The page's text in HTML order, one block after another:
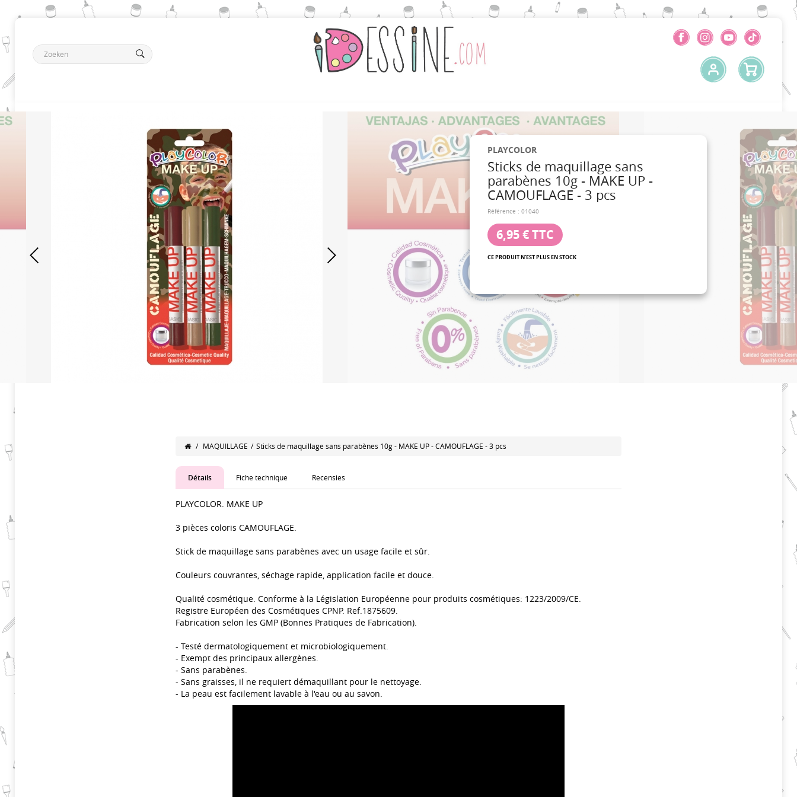
PLAYCOLOR
Sticks de maquillage sans
parabènes 10g - MAKE UP -
CAMOUFLAGE - 3 pcs
Référence : 01040
6,95 €TTC
CE PRODUIT N'EST PLUS EN STOCK
/ MAQUILLAGE / Sticks de maquillage sans parabènes 10g - MAKE UP - CAMOUFLAGE - 3 pcs
Détails Fiche technique Recensies
PLAYCOLOR. MAKE UP
3 pièces coloris CAMOUFLAGE.
Stick de maquillage sans parabènes avec un usage facile et sûr.
Couleurs couvrantes, séchage rapide, application facile et douce.
Qualité cosmétique. Conforme à la Législation Européenne pour produits cosmétiques: 1223/2009/CE.
Registre Européen des Cosmétiques CPNP. Ref.1875609.
Fabrication selon les GMP (Bonnes Pratiques de Fabrication).
- Testé dermatologiquement et microbiologiquement.
- Exempt des principaux allergènes.
- Sans parabènes.
- Sans graisses, il ne requiert démaquillant pour le nettoyage.
- La peau est facilement lavable à l'eau ou au savon.